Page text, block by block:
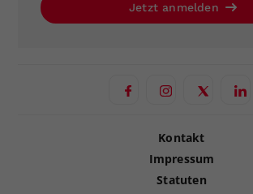
Jetzt anmelden
Kontakt
Impressum
Statuten